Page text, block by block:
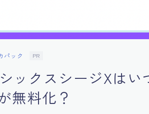
パック PR
ックスシージXは
無料化？